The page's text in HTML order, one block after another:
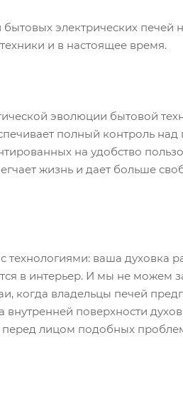
электрических печей
и в настоящее время.
эволюции бытовой
полный контроль
на удобство
жизнь и дает больше
технологиями: ваша духовка
в интерьер. И мы не
когда владельцы печей
внутренней поверхности
перед лицом подобных